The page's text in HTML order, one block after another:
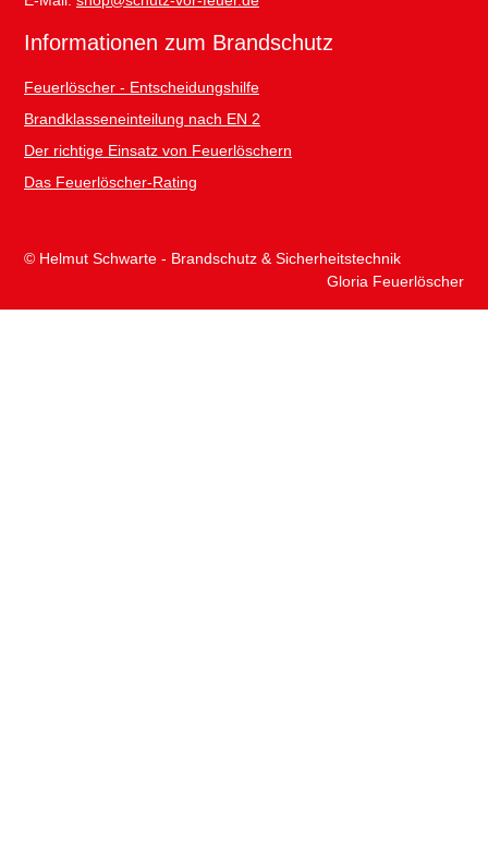
Informationen zum Brandschutz
Feuerlöscher - Entscheidungshilfe
Brandklasseneinteilung nach EN 2
Der richtige Einsatz von Feuerlöschern
Das Feuerlöscher-Rating
© Helmut Schwarte - Brandschutz & Sicherheitstechnik
Gloria Feuerlöscher